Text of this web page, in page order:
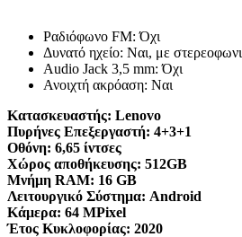
Ραδιόφωνο FM: Όχι
Δυνατό ηχείο: Ναι, με
Audio Jack 3,5 mm: Όχι
Ανοιχτή ακρόαση: Ναι
Κατασκευαστής: Lenovo
Πυρήνες Επεξεργαστή: 4+3+1
Οθόνη: 6,65 ίντσες
Χώρος αποθήκευσης: 512GB
Μνήμη RAM: 16 GB
Λειτουργικό Σύστημα: Android
Κάμερα: 64 MPixel
Έτος Κυκλοφορίας: 2020